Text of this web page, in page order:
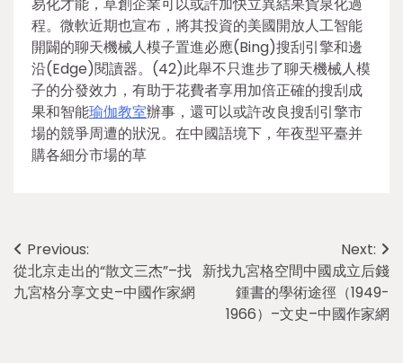
程。微軟近期也宣布，將其投資的美國開放人工智能
開闢的聊天機械人模子置進必應(Bing)搜刮引擎和邊
沿(Edge)閱讀器。(42)此舉不只進步了聊天機械人模
子的分發效力，有助于花費者享用加倍正確的搜刮成
果和智能瑜伽教室辦事，還可以或許改良搜刮引擎市
場的競爭周遭的狀況。在中國語境下，年夜型平臺并
購各細分市場的草
Post
navigation
Previous:
從北京走出的“散文三杰”–找
九宮格分享文史–中國作家網
Next:
新找九宮格空間中國成立后錢
鍾書的學術途徑（1949-
1966）–文史–中國作家網